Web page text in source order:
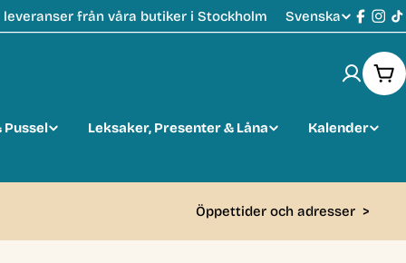
leveranser från våra butiker i Stockholm
S
k
Svenska
Pussel Leksaker, Presenter & Låna Kalender
Öppettider och adresser >